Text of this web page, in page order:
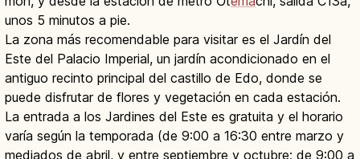
unos 5 minutos a pie.
La zona más recomendable para visitar es el Jardín del
Este del Palacio Imperial, un jardín acondicionado en el
antiguo recinto principal del castillo de Edo, donde se
puede disfrutar de flores y vegetación en cada estación.
La entrada a los Jardines del Este es gratuita y el horario
varía según la temporada (de 9:00 a 16:30 entre marzo y
mediados de abril, y entre septiembre y octubre; de 9:00 a